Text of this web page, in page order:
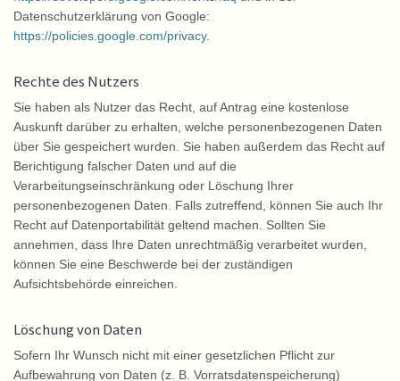
Datenschutzerklärung von Google:
https://policies.google.com/privacy.
Rechte des Nutzers
Sie haben als Nutzer das Recht, auf Antrag eine kostenlose
Auskunft darüber zu erhalten, welche personenbezogenen Daten
über Sie gespeichert wurden. Sie haben außerdem das Recht auf
Berichtigung falscher Daten und auf die
Verarbeitungseinschränkung oder Löschung Ihrer
personenbezogenen Daten. Falls zutreffend, können Sie auch Ihr
Recht auf Datenportabilität geltend machen. Sollten Sie
annehmen, dass Ihre Daten unrechtmäßig verarbeitet wurden,
können Sie eine Beschwerde bei der zuständigen
Aufsichtsbehörde einreichen.
Löschung von Daten
Sofern Ihr Wunsch nicht mit einer gesetzlichen Pflicht zur
Aufbewahrung von Daten (z. B. Vorratsdatenspeicherung)